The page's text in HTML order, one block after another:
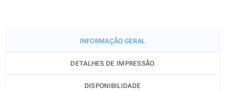
INFORMAÇÃO GERAL
DETALHES DE IMPRESSÃO
DISPONIBILIDADE